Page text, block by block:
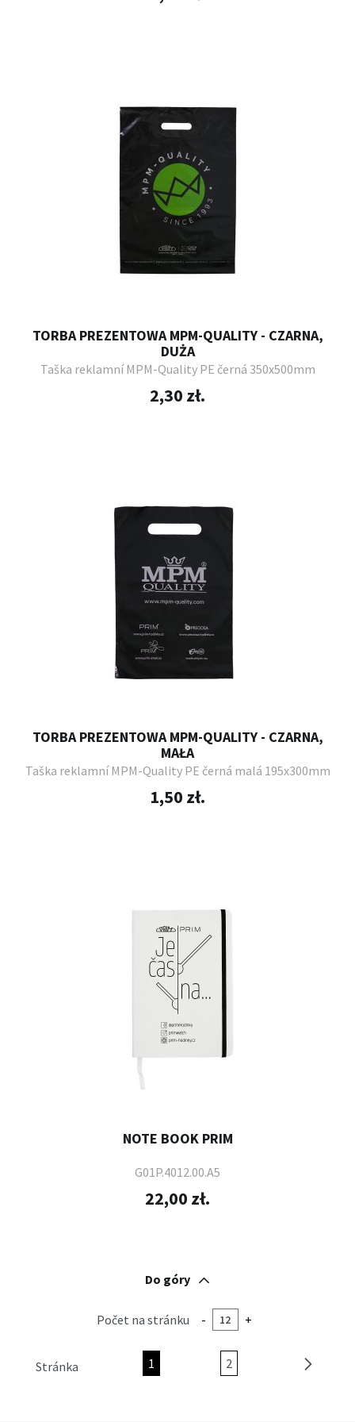
TORBA PREZENTOWA MPM-QUALITY - CZARNA,
DUŻA
Taška reklamní MPM-Quality PE černá 350x500mm
2,30 zł.
TORBA PREZENTOWA MPM-QUALITY - CZARNA,
MAŁA
Taška reklamní MPM-Quality PE černá malá 195x300mm
1,50 zł.
NOTE BOOK PRIM
G01P.4012.00.A5
22,00 zł.
Do góry
Počet na stránku - +
Stránka 1 2